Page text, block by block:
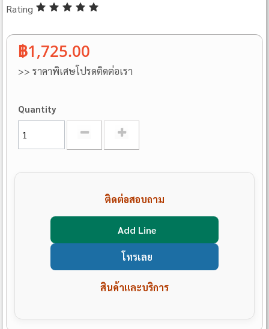
Rating
฿1,725.00
>> ราคาพิเศษโปรดติดต่อเรา
Quantity
ติดต่อสอบถาม
Add Line
โทรเลย
สินค้าและบริการ